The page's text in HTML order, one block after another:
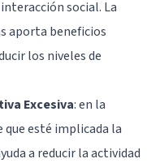
social. La
aporta beneficios
los niveles de
Excesiva: en la
esté implicada la
a reducir la actividad